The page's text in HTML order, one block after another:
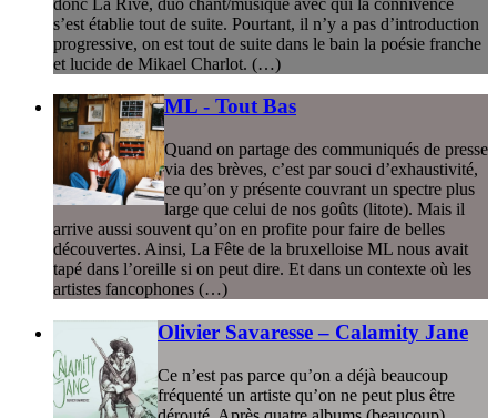
s’est établie tout de suite. Pourtant, il n’y a pas d’introduction
progressive, on est tout de suite dans le bain la poésie franche
et lucide de Mikael Charlot. (…)
ML - Tout Bas
Quand on partage des communiqués de presse
via des brèves, c’est par souci d’exhaustivité,
ce qu’on y présente couvrant un spectre plus
large que celui de nos goûts (litote). Mais il
arrive aussi souvent qu’on en profite pour faire de belles
découvertes. Ainsi, La Fête de la bruxelloise ML nous avait
tapé dans l’oreille si on peut dire. Et dans un contexte où les
artistes fancophones (…)
Olivier Savaresse – Calamity Jane
Ce n’est pas parce qu’on a déjà beaucoup
fréquenté un artiste qu’on ne peut plus être